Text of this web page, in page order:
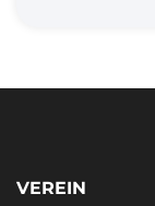
VEREIN